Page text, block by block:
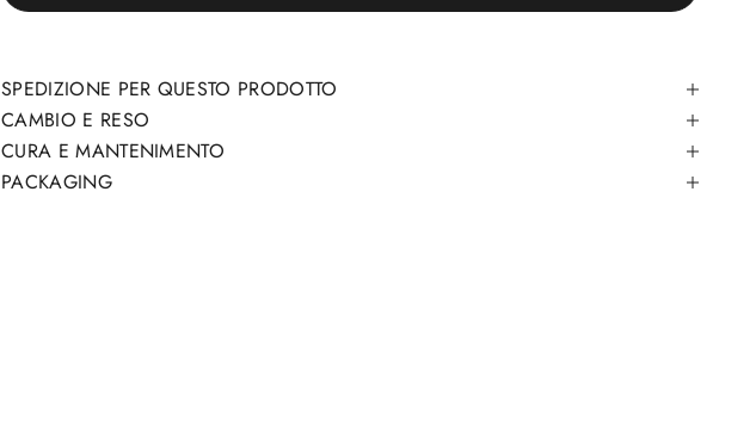
SPEDIZIONE PER QUESTO PRODOTTO
CAMBIO E RESO
CURA E MANTENIMENTO
PACKAGING